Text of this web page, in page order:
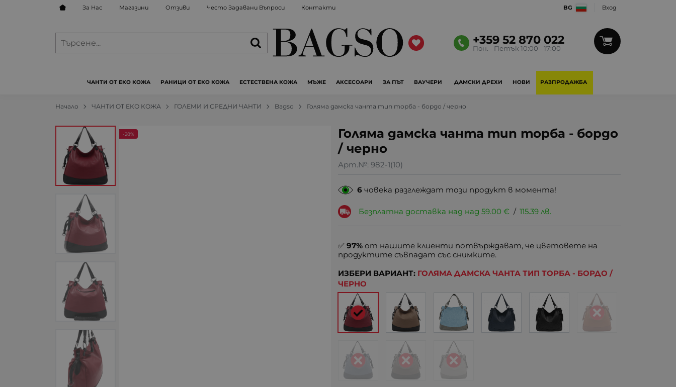
За Нас Магазини Отзиви Често Задавани Въпроси Контакти BG Вход
+359 52 870 022
Пон. - Петък 10:00 - 17:00
РАЗПРОДАЖБА
НОВИ
ЧАНТИ ОТ ЕКО КОЖА РАНИЦИ ОТ ЕКО КОЖА ЕСТЕСТВЕНА КОЖА МЪЖЕ АКСЕСОАРИ ЗА ПЪТ ВАУЧЕРИ ДАМСКИ ДРЕХИ
Начало ЧАНТИ ОТ ЕКО КОЖА ГОЛЕМИ И СРЕДНИ ЧАНТИ Bagso Голяма дамска чанта тип торба - бордо / черно
Голяма дамска чанта тип торба - бордо
/ черно
Арт.№: 982-1(10)
-28%
6човека разглеждат този продукт в момента!
Безплатна доставка над над59.00 € / 115.39 лв.
✅ 97% от нашите клиенти потвърждават, че цветовете на
продуктите съвпадат със снимките.
ИЗБЕРИ ВАРИАНТ: ГОЛЯМА ДАМСКА ЧАНТА ТИП ТОРБА - БОРДО /
ЧЕРНО